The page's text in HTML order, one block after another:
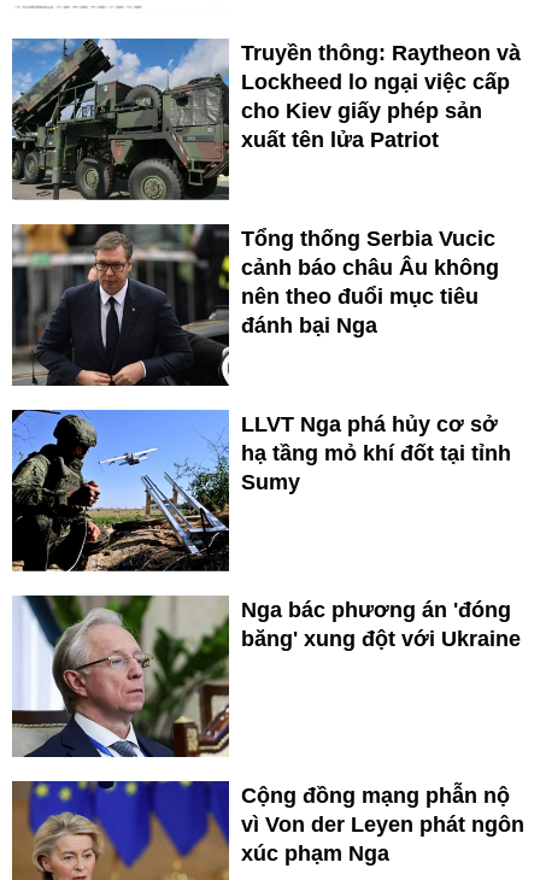
Truyền thông: Raytheon và
Lockheed lo ngại việc cấp
cho Kiev giấy phép sản
xuất tên lửa Patriot
Tổng thống Serbia Vucic
cảnh báo châu Âu không
nên theo đuổi mục tiêu
đánh bại Nga
LLVT Nga phá hủy cơ sở
hạ tầng mỏ khí đốt tại tỉnh
Sumy
Nga bác phương án 'đóng
băng' xung đột với Ukraine
Cộng đồng mạng phẫn nộ
vì Von der Leyen phát ngôn
xúc phạm Nga